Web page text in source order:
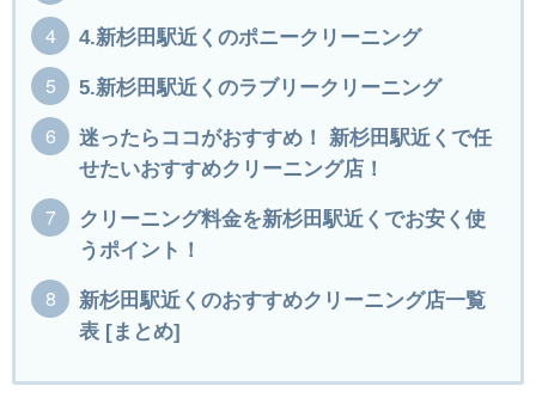
4.新杉田駅近くのポニークリーニング
5.新杉田駅近くのラブリークリーニング
迷ったらココがおすすめ！ 新杉田駅近くで任
せたいおすすめクリーニング店！
クリーニング料金を新杉田駅近くでお安く使
うポイント！
新杉田駅近くのおすすめクリーニング店一覧
表 [まとめ]